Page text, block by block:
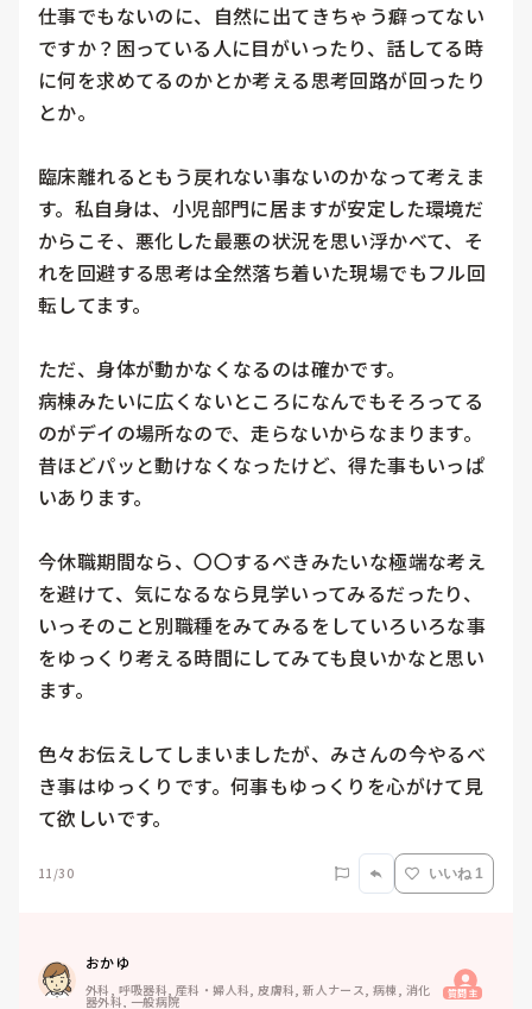
仕事でもないのに、自然に出てきちゃう癖ってない
ですか？困っている人に目がいったり、話してる時
に何を求めてるのかとか考える思考回路が回ったり
とか。
臨床離れるともう戻れない事ないのかなって考えま
す。私自身は、小児部門に居ますが安定した環境だ
からこそ、悪化した最悪の状況を思い浮かべて、そ
れを回避する思考は全然落ち着いた現場でもフル回
転してます。
ただ、身体が動かなくなるのは確かです。
病棟みたいに広くないところになんでもそろってる
のがデイの場所なので、走らないからなまります。
昔ほどパッと動けなくなったけど、得た事もいっぱ
いあります。
今休職期間なら、〇〇するべきみたいな極端な考え
を避けて、気になるなら見学いってみるだったり、
いっそのこと別職種をみてみるをしていろいろな事
をゆっくり考える時間にしてみても良いかなと思い
ます。
色々お伝えしてしまいましたが、みさんの今やるべ
き事はゆっくりです。何事もゆっくりを心がけて見
て欲しいです。
11/30 いいね 1
おかゆ
外科, 呼吸器科, 産科・婦人科, 皮膚科, 新人ナース, 病棟, 消化
器外科, 一般病院 質問主